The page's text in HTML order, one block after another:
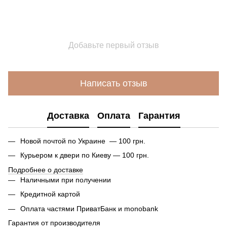
Добавьте первый отзыв
Написать отзыв
Доставка Оплата Гарантия
Новой почтой по Украине — 100 грн.
Курьером к двери по Киеву — 100 грн.
Подробнее о доставке
Наличными при получении
Кредитной картой
Оплата частями ПриватБанк и monobank
Гарантия от производителя